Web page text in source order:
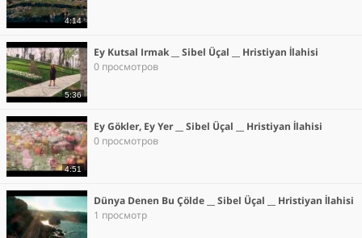
4:14
5:36
Ey Kutsal Irmak __ Sibel Üçal __ Hristiyan İlahisi
0 просмотров
4:51
Ey Gökler, Ey Yer __ Sibel Üçal __ Hristiyan İlahisi
0 просмотров
Dünya Denen Bu Çölde __ Sibel Üçal __ Hristiyan İlahisi
1 просмотр